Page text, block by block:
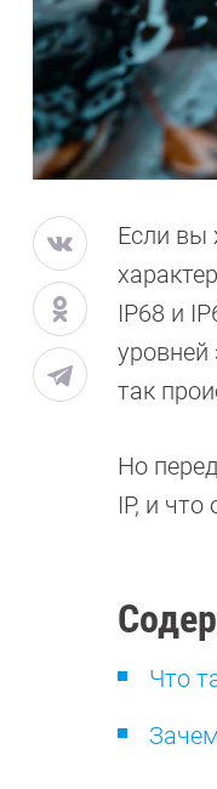
Если вы
IP68 и
так
Но
IP, и
Что